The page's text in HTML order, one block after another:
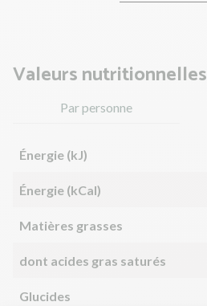
Valeurs nutritionnelles
Par personne
Énergie (kJ)
Énergie (kCal)
Matières grasses
dont acides gras saturés
Glucides